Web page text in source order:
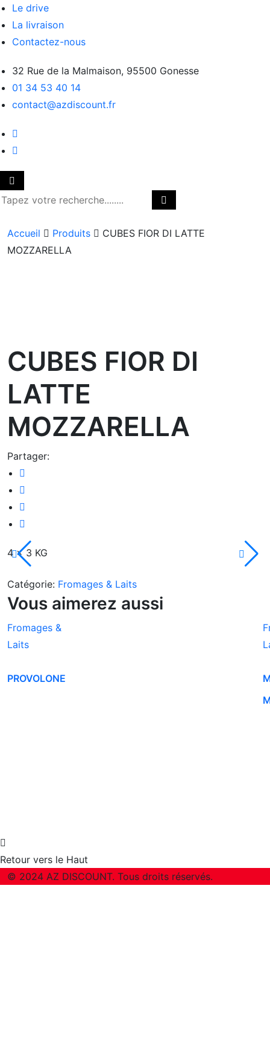
Le drive
La livraison
Contactez-nous
32 Rue de la Malmaison, 95500 Gonesse
01 34 53 40 14
contact@azdiscount.fr
Accueil Produits
CUBES FIOR DI LATTE
MOZZARELLA
CUBES FIOR DI
LATTE
MOZZARELLA
Partager:
4 x 3 KG
Catégorie: Fromages & Laits
Vous aimerez aussi
Fromages &
Laits
PROVOLONE
Retour vers le Haut
© 2024 AZ DISCOUNT. Tous droits réservés.